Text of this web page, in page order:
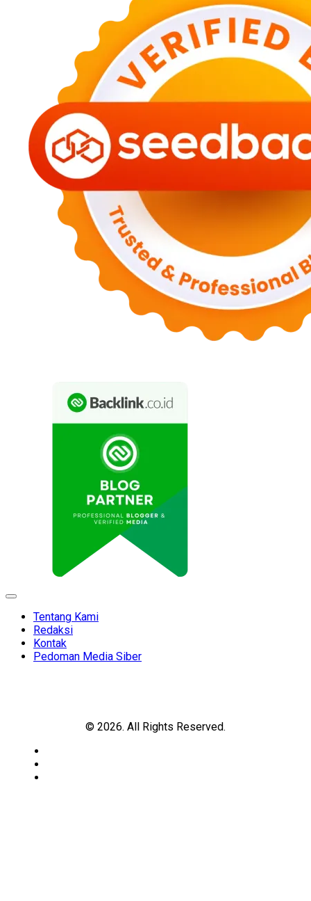
Expand
Tentang Kami
Redaksi
Kontak
Pedoman Media Siber
© 2026. All Rights Reserved.